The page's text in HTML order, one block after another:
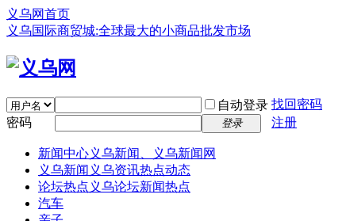
义乌网首页
义乌国际商贸城:全球最大的小商品批发市场
自动登录 找回密码
密码
登录 注册
新闻中心义乌新闻、义乌新闻网
义乌新闻 义乌资讯热点动态
论坛热点 义乌论坛新闻热点
汽车